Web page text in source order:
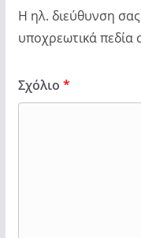
Η ηλ. διεύθυνση
υποχρεωτικά πεδία
Σχόλιο *